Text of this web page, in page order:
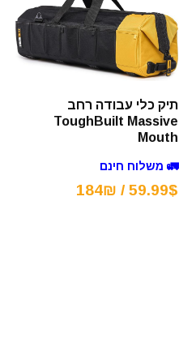
תיק כלי עבודה רחב
ToughBuilt Massive
Mouth
🚛 משלוח חינם
59.99$ / 184₪